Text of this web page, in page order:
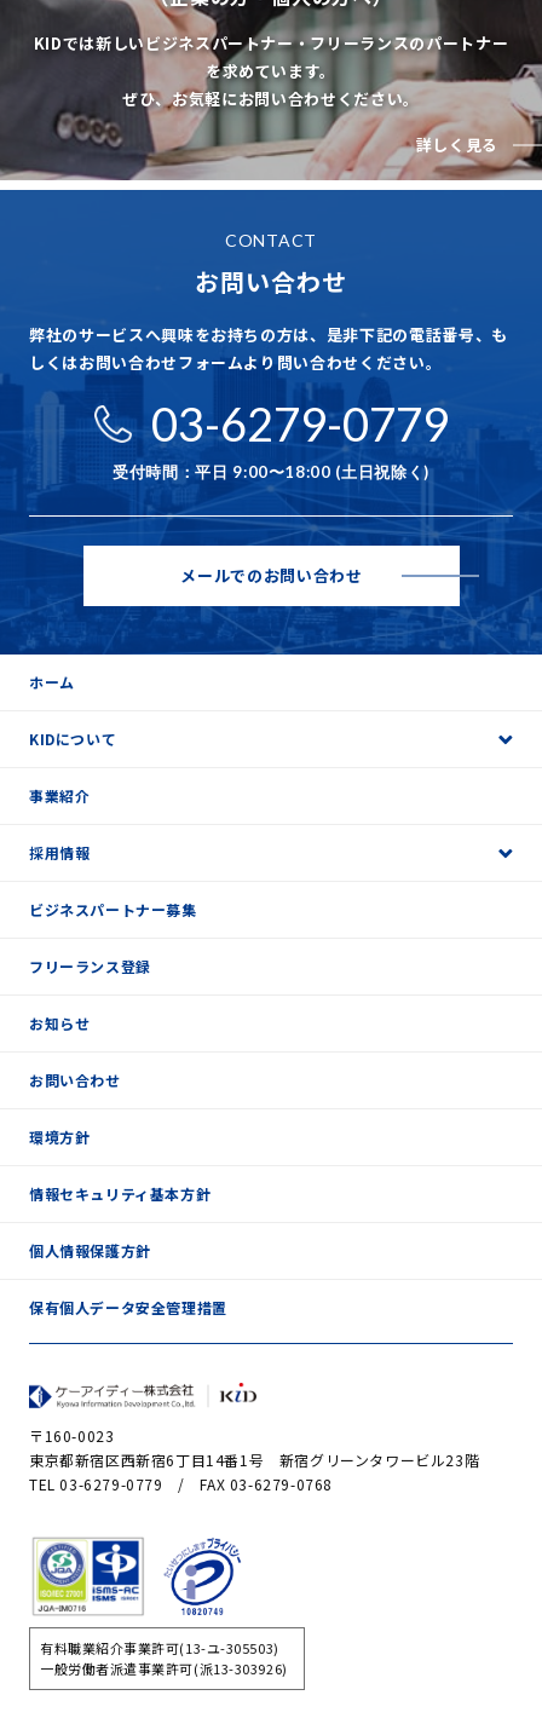
KIDでは新しいビジネスパートナー・フリーランスのパートナー
を求めています。
ぜひ、お気軽にお問い合わせください。
詳しく見る
CONTACT
お問い合わせ
弊社のサービスへ興味をお持ちの方は、是非下記の電話番号、も
しくはお問い合わせフォームより問い合わせください。
03-6279-0779
受付時間：平日 9:00〜18:00 (土日祝除く)
メールでのお問い合わせ
ホーム
KIDについて
事業紹介
採用情報
ビジネスパートナー募集
フリーランス登録
お知らせ
お問い合わせ
環境方針
情報セキュリティ基本方針
個人情報保護方針
保有個人データ安全管理措置
〒160-0023
東京都新宿区西新宿6丁目14番1号 新宿グリーンタワービル23階
TEL 03-6279-0779 / FAX 03-6279-0768
有料職業紹介事業許可(13-ユ-305503)
一般労働者派遣事業許可(派13-303926)